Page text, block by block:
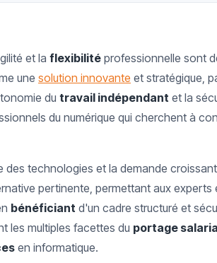
et la flexibilité professionnelle sont
une solution innovante et stratégique,
du travail indépendant et la
du numérique qui cherchent à
des technologies et la demande
pertinente, permettant aux
bénéficiant d'un cadre structuré et
les multiples facettes du portage
en informatique.